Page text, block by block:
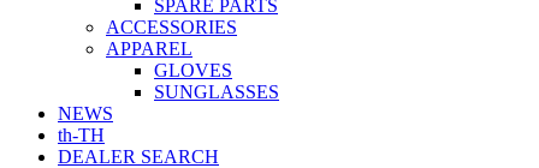
SPARE PARTS
ACCESSORIES
APPAREL
GLOVES
SUNGLASSES
NEWS
th-TH
DEALER SEARCH